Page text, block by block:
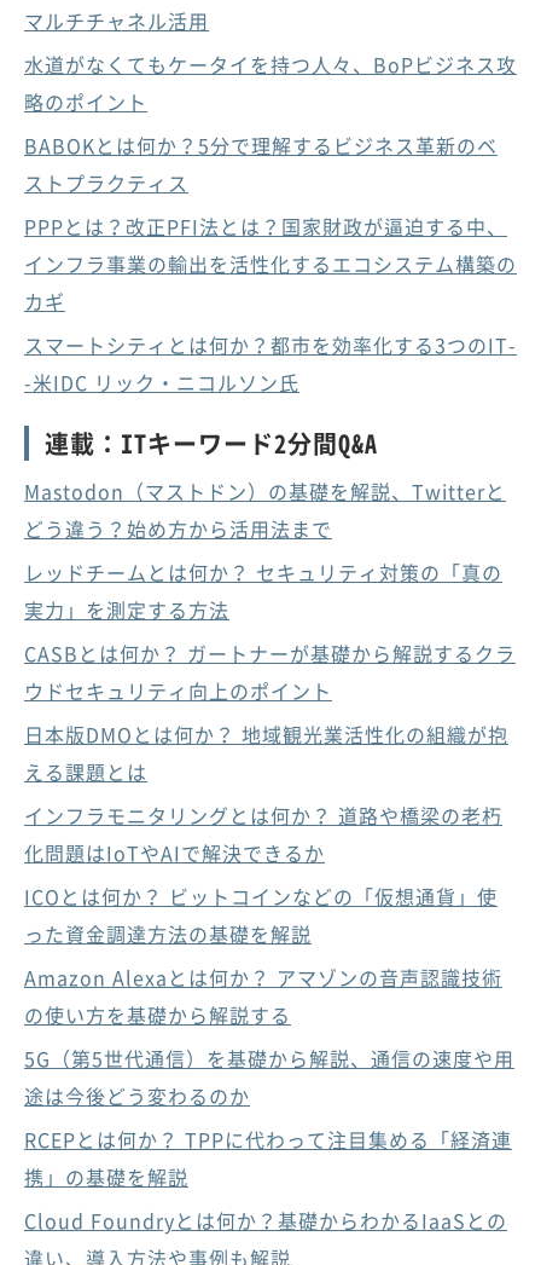
マルチチャネル活用
水道がなくてもケータイを持つ人々、BoPビジネス攻
略のポイント
BABOKとは何か？5分で理解するビジネス革新のベ
ストプラクティス
PPPとは？改正PFI法とは？国家財政が逼迫する中、
インフラ事業の輸出を活性化するエコシステム構築の
カギ
スマートシティとは何か？都市を効率化する3つのIT-
-米IDC リック・ニコルソン氏
連載：ITキーワード2分間Q&A
Mastodon（マストドン）の基礎を解説、Twitterと
どう違う？始め方から活用法まで
レッドチームとは何か？ セキュリティ対策の「真の
実力」を測定する方法
CASBとは何か？ ガートナーが基礎から解説するクラ
ウドセキュリティ向上のポイント
日本版DMOとは何か？ 地域観光業活性化の組織が抱
える課題とは
インフラモニタリングとは何か？ 道路や橋梁の老朽
化問題はIoTやAIで解決できるか
ICOとは何か？ ビットコインなどの「仮想通貨」使
った資金調達方法の基礎を解説
Amazon Alexaとは何か？ アマゾンの音声認識技術
の使い方を基礎から解説する
5G（第5世代通信）を基礎から解説、通信の速度や用
途は今後どう変わるのか
RCEPとは何か？ TPPに代わって注目集める「経済連
携」の基礎を解説
Cloud Foundryとは何か？基礎からわかるIaaSとの
違い、導入方法や事例も解説